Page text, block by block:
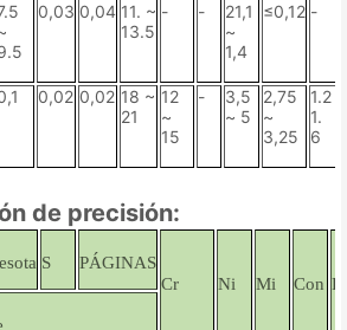
0,03 0,04 11. ~
13.5
- -
21,1
~
1,4
≤0,12 -
0,02 0,02 18 ~
21
12
~
15
-
3,5
~ 5
2,75
~
3,25
1.2 ~
1.
6
de precisión:
S
PÁGINAS
Cr
Ni Mi Con